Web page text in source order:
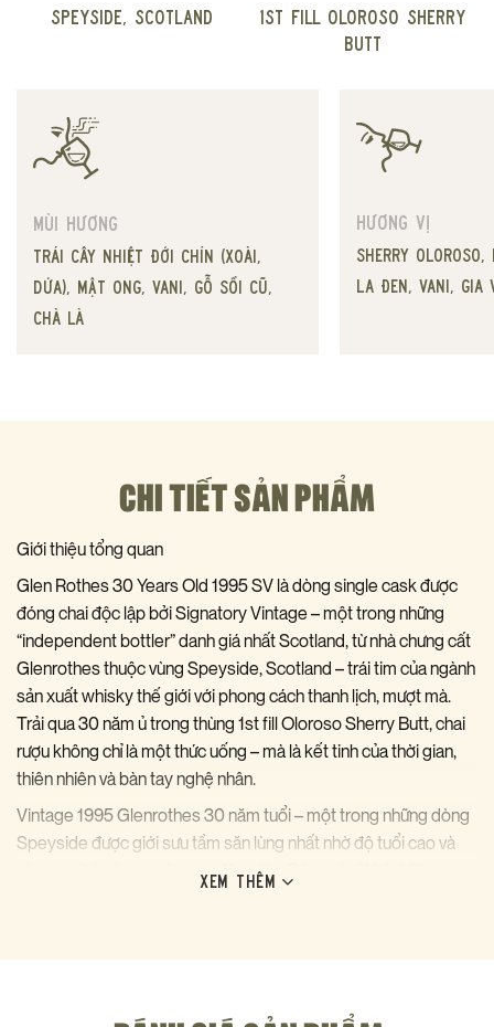
Speyside, Scotland
1st fill Oloroso Sherry
Butt
Mùi hương
trái cây nhiệt đới chín (xoài,
dứa), mật ong, vani, gỗ sồi cũ,
chà là
Hương vị
sherry oloroso,
la đen, vani, gia
CHI TIẾT SẢN PHẨM
Giới thiệu tổng quan
Glen Rothes 30 Years Old 1995 SV là dòng single cask được
đóng chai độc lập bởi Signatory Vintage – một trong những
“independent bottler” danh giá nhất Scotland, từ nhà chưng cất
Glenrothes thuộc vùng Speyside, Scotland – trái tim của ngành
sản xuất whisky thế giới với phong cách thanh lịch, mượt mà.
Trải qua 30 năm ủ trong thùng 1st fill Oloroso Sherry Butt, chai
rượu không chỉ là một thức uống – mà là kết tinh của thời gian,
thiên nhiên và bàn tay nghệ nhân.
Vintage 1995 Glenrothes 30 năm tuổi – một trong những dòng
Speyside được giới sưu tầm săn lùng nhất nhờ độ tuổi cao và
phong cách sherry oloroso đậm đặc. Đóng chai từ 1st fill
Hương vị & Trải nghiệm thưởng thức
XEM THÊM